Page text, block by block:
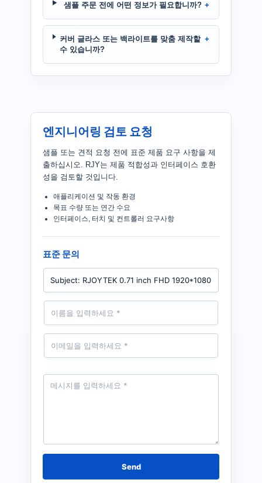
샘플 주문 전에 어떤 정보가 필요합니까?
커버 글라스 또는 백라이트를 맞춤 제작할
수 있습니까?
엔지니어링 검토 요청
샘플 또는 견적 요청 전에 표준 제품 요구 사항을 제
출하십시오. RJY는 제품 적합성과 인터페이스 호환
성을 검토할 것입니다.
애플리케이션 및 작동 환경
목표 수량 또는 연간 수요
인터페이스, 터치 및 컨트롤러 요구사항
표준 문의
P
o
d
N
m
e
E
a
l
M
*
Send